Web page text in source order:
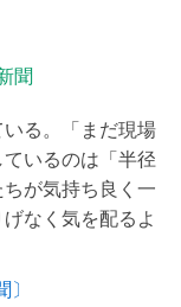
聞
る。「まだ現場
いるのは「半径
が気持ち良く一
なく気を配るよ